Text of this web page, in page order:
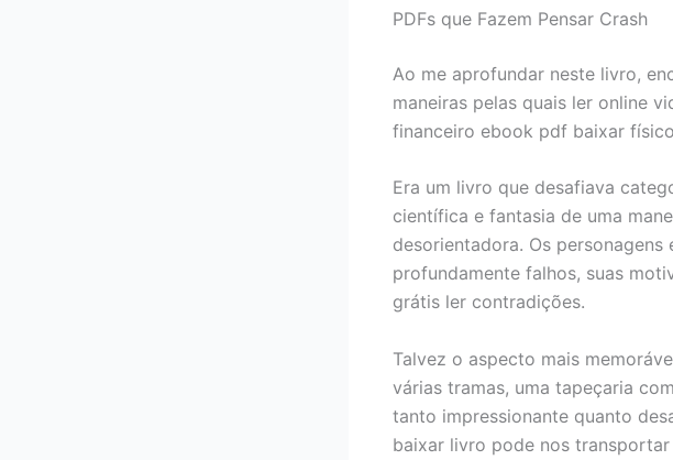
PDFs que Fazem Pensar Crash
Ao me aprofundar neste livro,
maneiras pelas quais ler online
financeiro ebook pdf baixar
Era um livro que desafiava
científica e fantasia de uma
desorientadora. Os
profundamente falhos, suas
grátis ler contradições.
Talvez o aspecto mais
várias tramas, uma tapeçaria
tanto impressionante quanto
baixar livro pode nos